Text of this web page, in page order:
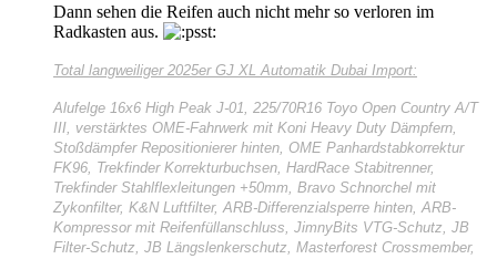
Dann sehen die Reifen auch nicht mehr so verloren im
Radkasten aus.
Total langweiliger 2025er GJ XL Automatik Dubai Import:
Alufelge 16x6 High Peak J-01, 225/70R16 Toyo Open Country A/T
III, verstärktes OME-Fahrwerk mit Koni Heavy Duty Dämpfern,
Stoßdämpfer Repositionierer hinten, OME Panhardstabkorrektur
FK96, Trekfinder Korrekturbuchsen, HardRace Stabitrenner,
Trekfinder Stahlflexleitungen +50mm, Bravo Schnorchel mit
Zykonfilter, K&N Luftfilter, ARB-Differenzialsperre hinten, ARB-
Kompressor mit Reifenfüllanschluss, JimnyBits VTG-Schutz, JB
Filter-Schutz, JB Längslenkerschutz, Masterforest Crossmember,